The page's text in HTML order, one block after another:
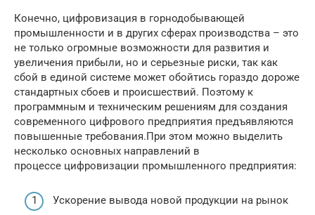
Конечно, цифровизация в горнодобывающей
промышленности и в других сферах производства – это
не только огромные возможности для развития и
увеличения прибыли, но и серьезные риски, так как
сбой в единой системе может обойтись гораздо дороже
стандартных сбоев и происшествий. Поэтому к
программным и техническим решениям для создания
современного цифрового предприятия предъявляются
повышенные требования.При этом можно выделить
несколько основных направлений в
процессе цифровизации промышленного предприятия:
Ускорение вывода новой продукции на рынок